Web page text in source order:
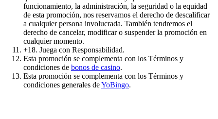
funcionamiento, la administración, la seguridad o la equidad
de esta promoción, nos reservamos el derecho de descalificar
a cualquier persona involucrada. También tendremos el
derecho de cancelar, modificar o suspender la promoción en
cualquier momento.
+18. Juega con Responsabilidad.
Esta promoción se complementa con los Términos y
condiciones de bonos de casino.
Esta promoción se complementa con los Términos y
condiciones generales deYoBingo.